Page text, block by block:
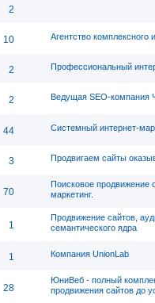
2
10 Агентство комплексного
2 Профессиональный
2 Ведущая SEO-компания
44 Системный интернет-
3 Продвигаем сайты
70
Поисковое продвижение
маркетинг.
1
Продвижение сайтов,
семантического ядра
1 Компания UnionLab
28
ЮниВеб - полный
продвижения сайтов до